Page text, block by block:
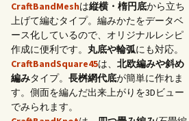
CraftBandMeshは縦横・楕円底から立ち
上げて編むタイプ。編みかたをデータベ
ース化しているので、オリジナルレシピ
作成に便利です。 丸底や輪弧にも対応。
CraftBandSquare45は、 北欧編みや斜め
編みタイプ。 長桝網代底が簡単に作れま
す。側面を編んだ出来上がりを3Dビュー
でみられます。